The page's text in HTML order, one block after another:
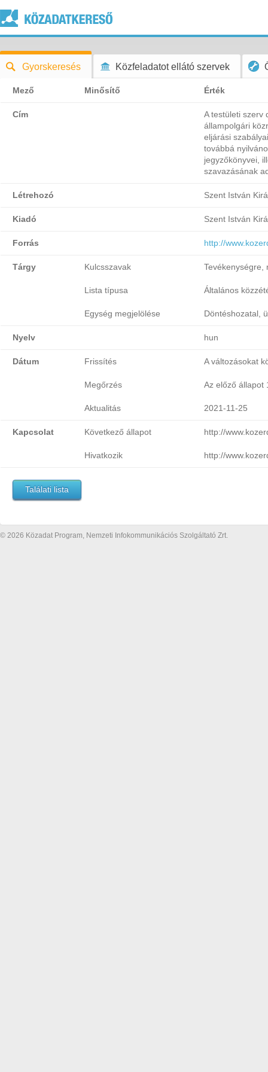
Gyorskeresés Közfeladatot ellátó szervek
Mező Minősítő Érték
Cím
A testületi szerv
állampolgári
eljárási
továbbá
jegyzőkönyvei,
szavazásának
Létrehozó Szent István
Kiadó Szent István
Forrás http://
Tárgy Kulcsszavak Tevékenységre,
Lista típusa Általános
Egység megjelölése Döntéshozatal,
Nyelv hun
Dátum Frissítés A változásokat
Megőrzés Az előző állapot
Aktualitás 2021-11-25
Kapcsolat Következő állapot http://
Hivatkozik http://
Találati lista
© 2026 Közadat Program, Nemzeti Infokommunikációs Szolgáltató Zrt.